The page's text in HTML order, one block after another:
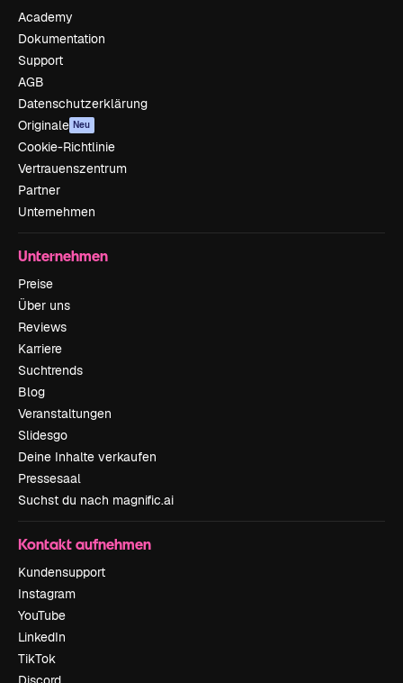
Academy
Dokumentation
Support
AGB
Datenschutzerklärung
Originale Neu
Cookie-Richtlinie
Vertrauenszentrum
Partner
Unternehmen
Unternehmen
Preise
Über uns
Reviews
Karriere
Suchtrends
Blog
Veranstaltungen
Slidesgo
Deine Inhalte verkaufen
Pressesaal
Suchst du nach magnific.ai
Kontakt aufnehmen
Kundensupport
Instagram
YouTube
LinkedIn
TikTok